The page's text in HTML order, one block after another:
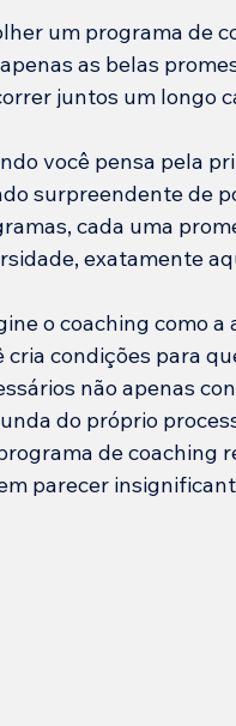
um programa de
as belas
juntos um longo
você pensa pela
surpreendente de
cada uma
exatamente
o coaching como
cria condições para
não apenas
do próprio
de coaching
parecer